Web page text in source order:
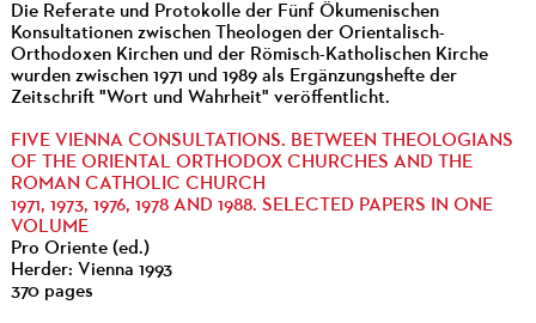
Die Referate und Protokolle der Fünf Ökumenischen
Konsultationen zwischen Theologen der Orientalisch-
Orthodoxen Kirchen und der Römisch-Katholischen Kirche
wurden zwischen 1971 und 1989 als Ergänzungshefte der
Zeitschrift "Wort und Wahrheit" veröffentlicht.
FIVE VIENNA CONSULTATIONS. BETWEEN THEOLOGIANS
OF THE ORIENTAL ORTHODOX CHURCHES AND THE
ROMAN CATHOLIC CHURCH
1971, 1973, 1976, 1978 AND 1988. SELECTED PAPERS IN ONE
VOLUME
Pro Oriente (ed.)
Herder: Vienna 1993
370 pages